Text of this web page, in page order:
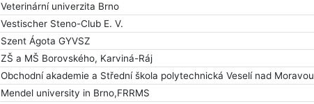
Veterinární univerzita Brno
Vestischer Steno-Club E. V.
Szent Ágota GYVSZ
ZŠ a MŠ Borovského, Karviná-Ráj
Obchodní akademie a Střední škola polytechnická Veselí nad Moravou
Mendel university in Brno,FRRMS